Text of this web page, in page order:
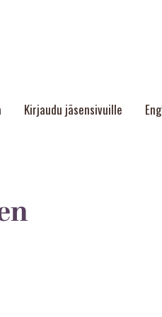
Kirjaudu jäsensivuille